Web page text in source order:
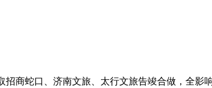
蛇口、济南文旅、太行文旅告竣合做，全影